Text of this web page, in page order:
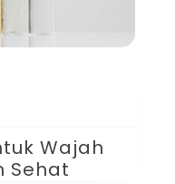
Wajah
Sehat